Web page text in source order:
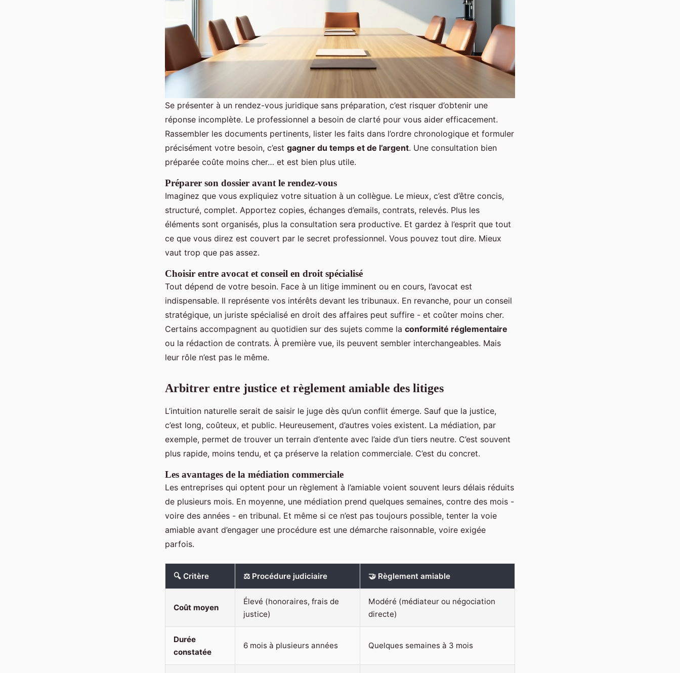
Se présenter à un rendez-vous juridique sans préparation, c’est risquer d’obtenir une
réponse incomplète. Le professionnel a besoin de clarté pour vous aider efficacement.
Rassembler les documents pertinents, lister les faits dans l’ordre chronologique et formuler
précisément votre besoin, c’est gagner du temps et de l’argent. Une consultation bien
préparée coûte moins cher… et est bien plus utile.
Préparer son dossier avant le rendez-vous
Imaginez que vous expliquiez votre situation à un collègue. Le mieux, c’est d’être concis,
structuré, complet. Apportez copies, échanges d’emails, contrats, relevés. Plus les
éléments sont organisés, plus la consultation sera productive. Et gardez à l’esprit que tout
ce que vous direz est couvert par le secret professionnel. Vous pouvez tout dire. Mieux
vaut trop que pas assez.
Choisir entre avocat et conseil en droit spécialisé
Tout dépend de votre besoin. Face à un litige imminent ou en cours, l’avocat est
indispensable. Il représente vos intérêts devant les tribunaux. En revanche, pour un conseil
stratégique, un juriste spécialisé en droit des affaires peut suffire - et coûter moins cher.
Certains accompagnent au quotidien sur des sujets comme la conformité réglementaire
ou la rédaction de contrats. À première vue, ils peuvent sembler interchangeables. Mais
leur rôle n’est pas le même.
Arbitrer entre justice et règlement amiable des litiges
L’intuition naturelle serait de saisir le juge dès qu’un conflit émerge. Sauf que la justice,
c’est long, coûteux, et public. Heureusement, d’autres voies existent. La médiation, par
exemple, permet de trouver un terrain d’entente avec l’aide d’un tiers neutre. C’est souvent
plus rapide, moins tendu, et ça préserve la relation commerciale. C’est du concret.
Les avantages de la médiation commerciale
Les entreprises qui optent pour un règlement à l’amiable voient souvent leurs délais réduits
de plusieurs mois. En moyenne, une médiation prend quelques semaines, contre des mois -
voire des années - en tribunal. Et même si ce n’est pas toujours possible, tenter la voie
amiable avant d’engager une procédure est une démarche raisonnable, voire exigée
parfois.
🔍 Critère ⚖️ Procédure judiciaire 🤝 Règlement amiable
Coût moyen
Élevé (honoraires, frais de
justice)
Modéré (médiateur ou négociation
directe)
Durée
constatée
6 mois à plusieurs années Quelques semaines à 3 mois